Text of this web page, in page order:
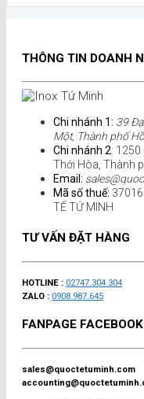
THÔNG TIN DOANH
Chi nhánh 1: 39
Một, Thành phố
Chi nhánh 2: 1250
Thới Hòa, Thành
Email:
Mã số thuế:
TẾ TỨ MINH
TƯ VẤN ĐẶT HÀNG
HOTLINE : 02747.304.304
ZALO : 0908.987.645
FANPAGE FACEBOOK
sales@quoctetuminh.com